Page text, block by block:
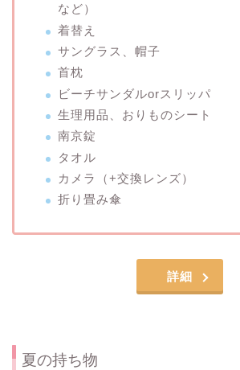
など）
着替え
サングラス、帽子
首枕
ビーチサンダルorスリッパ
生理用品、おりものシート
南京錠
タオル
カメラ（+交換レンズ）
折り畳み傘
詳細
夏の持ち物